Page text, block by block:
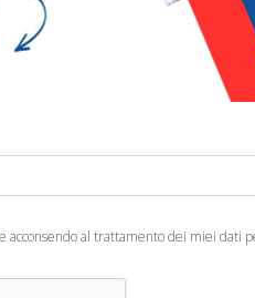
€
Ean13:
cm
e acconsendo al trattamento dei miei dati